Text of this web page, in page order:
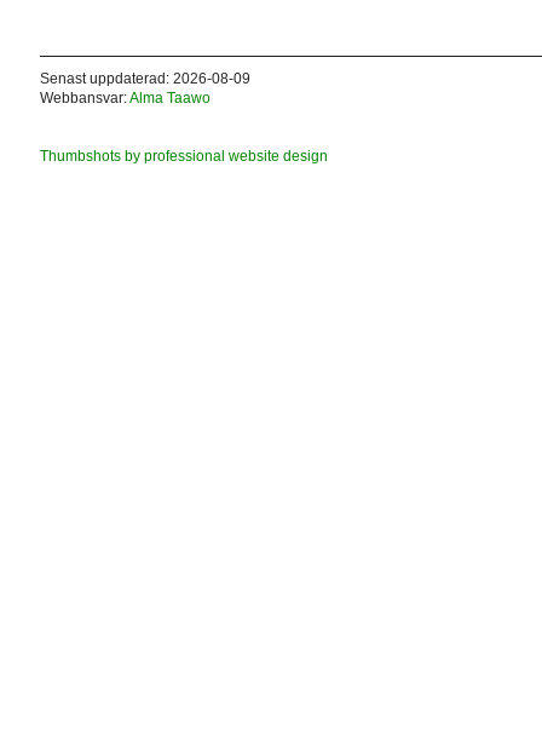
Senast uppdaterad: 2026-08-09
Webbansvar:Alma Taawo
Thumbshots by professional website design